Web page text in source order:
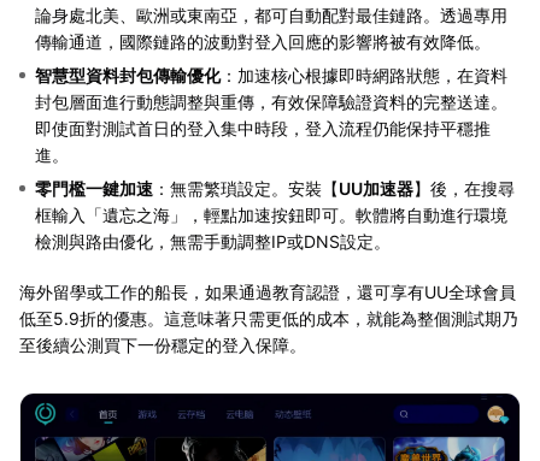
論身處北美、歐洲或東南亞，都可自動配對最佳鏈路。透過專用
傳輸通道，國際鏈路的波動對登入回應的影響將被有效降低。
智慧型資料封包傳輸優化：加速核心根據即時網路狀態，在資料
封包層面進行動態調整與重傳，有效保障驗證資料的完整送達。
即使面對測試首日的登入集中時段，登入流程仍能保持平穩推
進。
零門檻一鍵加速 ：無需繁瑣設定。安裝【UU加速器】後，在搜尋
框輸入「遺忘之海」，輕點加速按鈕即可。軟體將自動進行環境
檢測與路由優化，無需手動調整IP或DNS設定。
海外留學或工作的船長，如果通過教育認證，還可享有UU全球會員
低至5.9折的優惠。這意味著只需更低的成本，就能為整個測試期乃
至後續公測買下一份穩定的登入保障。